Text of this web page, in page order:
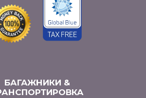
БАГАЖНИКИ &